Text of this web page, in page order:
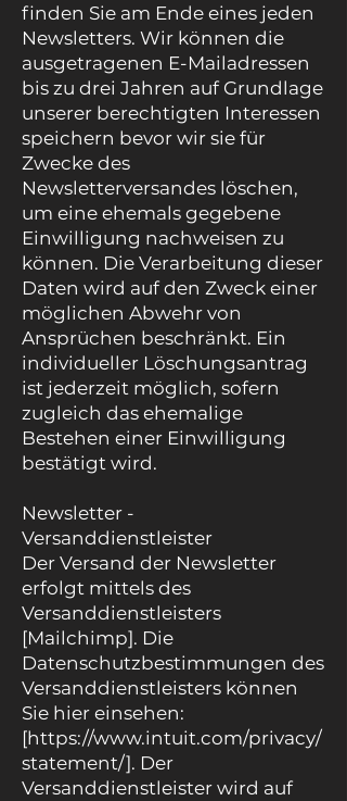
finden Sie am Ende eines jeden
Newsletters. Wir können die
ausgetragenen E-Mailadressen
bis zu drei Jahren auf Grundlage
unserer berechtigten Interessen
speichern bevor wir sie für
Zwecke des
Newsletterversandes löschen,
um eine ehemals gegebene
Einwilligung nachweisen zu
können. Die Verarbeitung dieser
Daten wird auf den Zweck einer
möglichen Abwehr von
Ansprüchen beschränkt. Ein
individueller Löschungsantrag
ist jederzeit möglich, sofern
zugleich das ehemalige
Bestehen einer Einwilligung
bestätigt wird.
Newsletter -
Versanddienstleister
Der Versand der Newsletter
erfolgt mittels des
Versanddienstleisters
[Mailchimp]. Die
Datenschutzbestimmungen des
Versanddienstleisters können
Sie hier einsehen:
[https://www.intuit.com/privacy/
statement/]. Der
Versanddienstleister wird auf